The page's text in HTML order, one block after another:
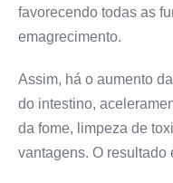
favorecendo todas as
emagrecimento.
Assim, há o aumento
do intestino,
da fome, limpeza de
vantagens. O resultado